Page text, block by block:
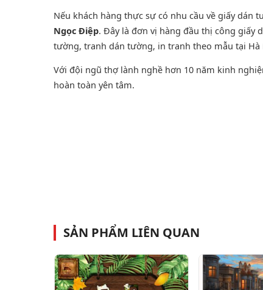
Nếu khách hàng thực sự có nhu cầu về giấy dán
Ngọc Điệp. Đây là đơn vị hàng đầu thị công giấy
tường, tranh dán tường, in tranh theo mẫu tại
Với đội ngũ thợ lành nghề hơn 10 năm kinh
hoàn toàn yên tâm.
SẢN PHẨM LIÊN QUAN